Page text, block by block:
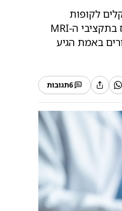
לקופות
החולים. הנתונים המבהילים חושפים הזנחה בתשתיות, בזבוז בתקציבי ה-MRI
באמת הגיע
6תגובות